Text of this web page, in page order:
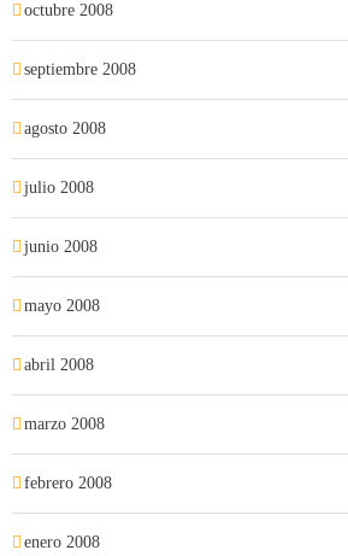
octubre 2008
septiembre 2008
agosto 2008
julio 2008
junio 2008
mayo 2008
abril 2008
marzo 2008
febrero 2008
enero 2008